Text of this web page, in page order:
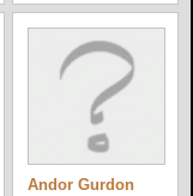
Andor Gurdon